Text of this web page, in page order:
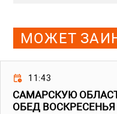
МОЖЕТ
11:43
САМАРСКУЮ
ОБЕД ВОСКРЕСЕНЬЯ